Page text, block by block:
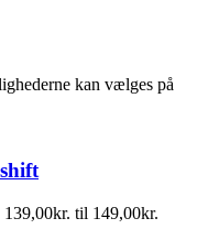
kan vælges på
til 149,00kr.